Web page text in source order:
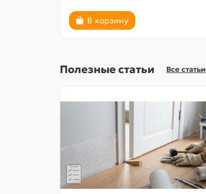
В корзину
Полезные статьи Все статьи